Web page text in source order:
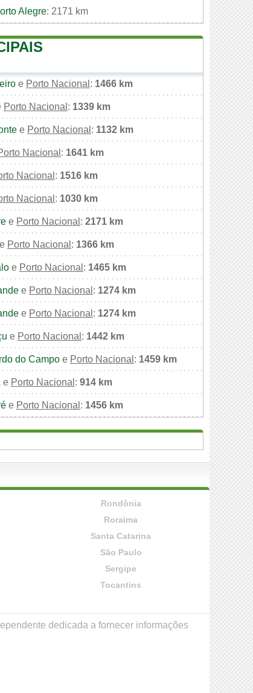
Alegre: 2171 km
e Porto Nacional : 1466 km
Porto Nacional : 1339 km
e Porto Nacional : 1132 km
Nacional : 1641 km
Nacional : 1516 km
Nacional : 1030 km
e Porto Nacional : 2171 km
e Porto Nacional : 1366 km
e Porto Nacional : 1465 km
e Porto Nacional : 1274 km
e Porto Nacional : 1274 km
e Porto Nacional : 1442 km
do Campo e Porto Nacional : 1459 km
e Porto Nacional : 914 km
e Porto Nacional : 1456 km
Rondônia
Roraima
Santa Catarina
São Paulo
Sergipe
Tocantins
dedicada a fornecer informações